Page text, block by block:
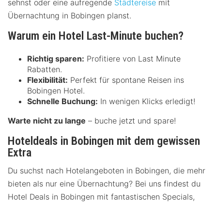
sehnst oder eine aufregende Städtereise mit
Übernachtung in Bobingen planst.
Warum ein Hotel Last-Minute buchen?
Richtig sparen: Profitiere von Last Minute
Rabatten.
Flexibilität: Perfekt für spontane Reisen ins
Bobingen Hotel.
Schnelle Buchung: In wenigen Klicks erledigt!
Warte nicht zu lange – buche jetzt und spare!
Hoteldeals in Bobingen mit dem gewissen
Extra
Du suchst nach Hotelangeboten in Bobingen, die mehr
bieten als nur eine Übernachtung? Bei uns findest du
Hotel Deals in Bobingen mit fantastischen Specials,